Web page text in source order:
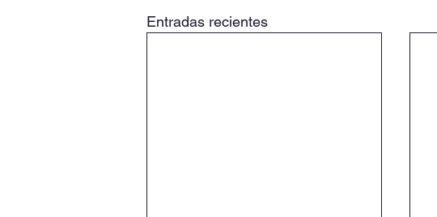
Entradas recientes